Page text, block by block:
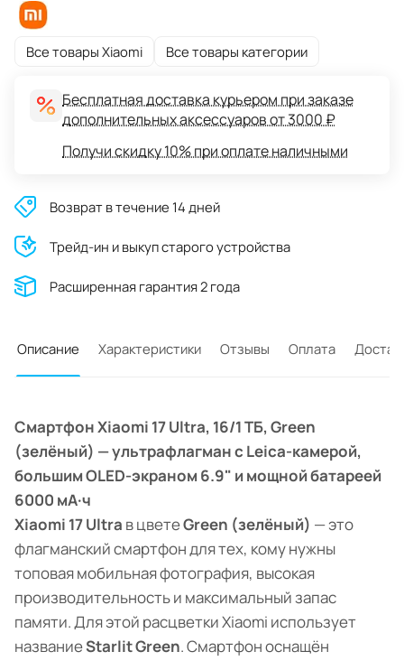
Все товары Xiaomi Все товары категории
Бесплатная доставка курьером при заказе
дополнительных аксессуаров от 3000 ₽
Получи скидку 10% при оплате наличными
Возврат в течение 14 дней
Трейд-ин и выкуп старого устройства
Расширенная гарантия 2 года
Описание Характеристики Отзывы Оплата
Смартфон Xiaomi 17 Ultra, 16/1 ТБ, Green
(зелёный) — ультрафлагман с Leica-камерой,
большим OLED-экраном 6.9" и мощной батареей
6000 мА·ч
Xiaomi 17 Ultra в цветеGreen (зелёный) — это
флагманский смартфон для тех, кому нужны
топовая мобильная фотография, высокая
производительность и максимальный запас
памяти. Для этой расцветки Xiaomi использует
названиеStarlit Green. Смартфон оснащён